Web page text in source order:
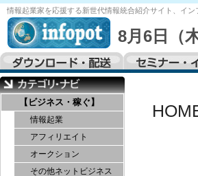
情報起業家を応援する新世代情報統合紹介サイト、 イン
8月6日（木
【ビジネス・稼ぐ】
情報起業
アフィリエイト
オークション
その他ネットビジネス